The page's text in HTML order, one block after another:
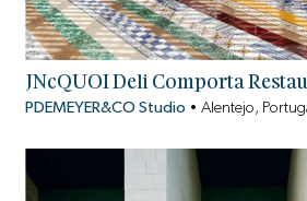
JNcQUOI Deli Comporta
PDEMEYER&CO Studio • Alentejo,